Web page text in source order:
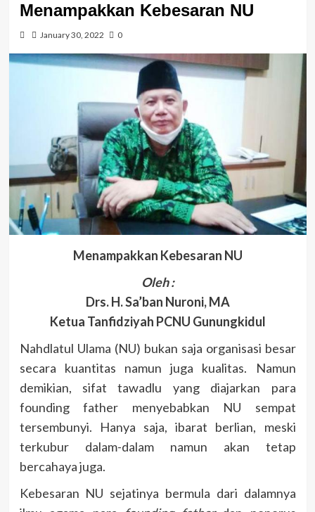
Menampakkan Kebesaran NU
January 30, 2022 0
Menampakkan Kebesaran NU
Oleh :
Drs. H. Sa’ban Nuroni, MA
Ketua Tanfidziyah PCNU Gunungkidul
Nahdlatul Ulama (NU) bukan saja organisasi besar
secara kuantitas namun juga kualitas. Namun
demikian, sifat tawadlu yang diajarkan para
founding father menyebabkan NU sempat
tersembunyi. Hanya saja, ibarat berlian, meski
terkubur dalam-dalam namun akan tetap
bercahaya juga.
Kebesaran NU sejatinya bermula dari dalamnya